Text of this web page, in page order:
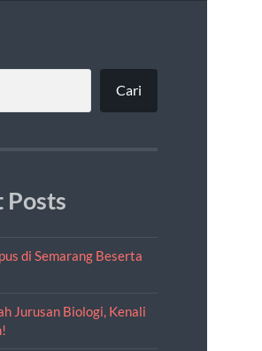
Cari
Posts
di Semarang Beserta
Jurusan Biologi, Kenali